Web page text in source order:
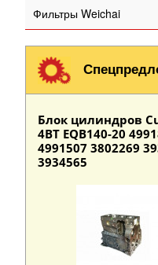
Фильтры Weichai
Блок цилиндров
4BT EQB140-20
4991507 3802269
3934565